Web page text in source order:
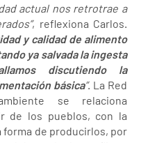
actual nos retrotrae a
, reflexiona Carlos.
y calidad de alimento
ya salvada la ingesta
discutiendo la
básica”. La Red
se relaciona
de los pueblos, con la
forma de producirlos, por